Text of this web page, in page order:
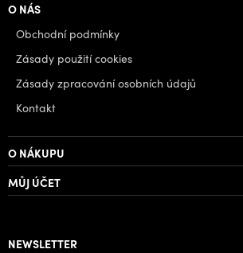
O NÁS
Obchodní podmínky
Zásady použití cookies
Zásady zpracování osobních údajů
Kontakt
O NÁKUPU
MŮJ ÚČET
NEWSLETTER